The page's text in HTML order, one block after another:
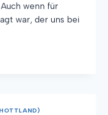
wenn für
war, der uns bei